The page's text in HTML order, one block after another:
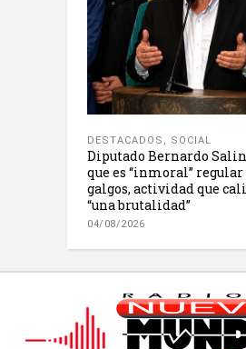
DESTACADOS , SOCIAL
Diputado Bernardo
que es “inmoral”
galgos, actividad que
“una brutalidad”
04/08/2026